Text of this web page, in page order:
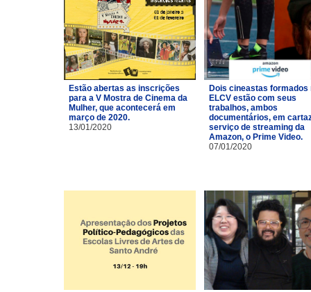
Estão abertas as inscrições
para a V Mostra de Cinema da
Mulher, que acontecerá em
março de 2020.
13/01/2020
Dois cineastas formados
ELCV estão com seus
trabalhos, ambos
documentários, em
serviço de streaming da
Amazon, o Prime Video.
07/01/2020